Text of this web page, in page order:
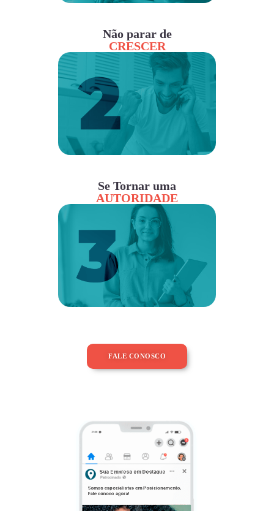
Não parar de
CRESCER
Se Tornar uma
AUTORIDADE
FALE CONOSCO